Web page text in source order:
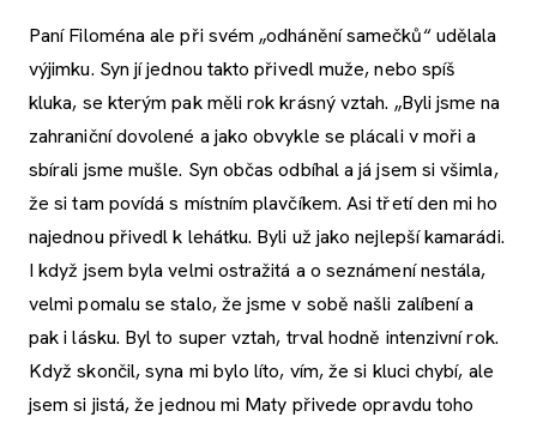
Paní Filoména ale při svém „odhánění samečků“ udělala
výjimku. Syn jí jednou takto přivedl muže, nebo spíš
kluka, se kterým pak měli rok krásný vztah. „Byli jsme na
zahraniční dovolené a jako obvykle se plácali v moři a
sbírali jsme mušle. Syn občas odbíhal a já jsem si všimla,
že si tam povídá s místním plavčíkem. Asi třetí den mi ho
najednou přivedl k lehátku. Byli už jako nejlepší kamarádi.
I když jsem byla velmi ostražitá a o seznámení nestála,
velmi pomalu se stalo, že jsme v sobě našli zalíbení a
pak i lásku. Byl to super vztah, trval hodně intenzivní rok.
Když skončil, syna mi bylo líto, vím, že si kluci chybí, ale
jsem si jistá, že jednou mi Maty přivede opravdu toho